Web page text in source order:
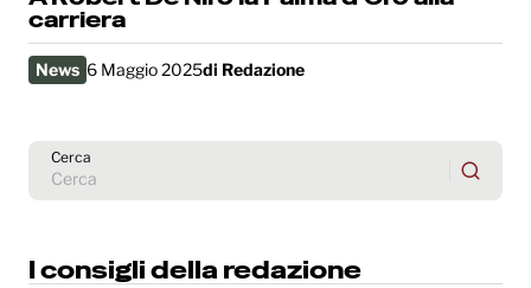
carriera
News 6 Maggio 2025di Redazione
Cerca
I consigli della redazione